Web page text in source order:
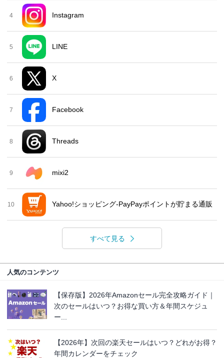
4 Instagram
5 LINE
6 X
7 Facebook
8 Threads
9 mixi2
10 Yahoo!ショッピング-PayPayポイントが貯まる通販
すべて見る
人気のコンテンツ
【保存版】2026年Amazonセール完全攻略ガイド｜
次のセールはいつ？お得な買い方＆年間スケジュ
ー...
【2026年】次回の楽天セールはいつ？どれがお得？
年間カレンダーをチェック